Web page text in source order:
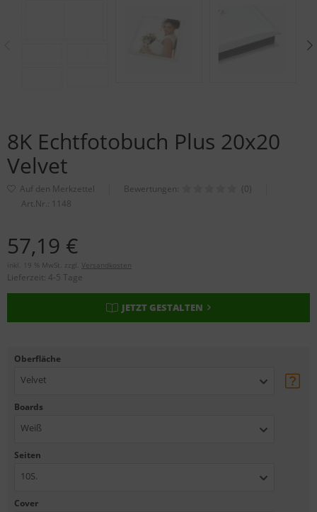
8K Echtfotobuch Plus 20x20
Velvet
Bewertungen:
(0)
Art.Nr.: 1148
57,19 €
inkl. 19 % MwSt. zzgl. Versandkosten
Lieferzeit: 4-5 Tage
JETZT GESTALTEN
Oberfläche
Velvet
Boards
Weiß
Seiten
10S.
Cover